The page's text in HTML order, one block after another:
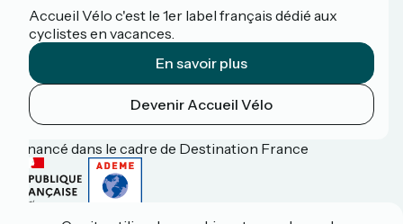
Accueil Vélo c'est le 1er label français dédié aux
cyclistes en vacances.
En savoir plus
Devenir Accueil Vélo
Financé dans le cadre de Destination France